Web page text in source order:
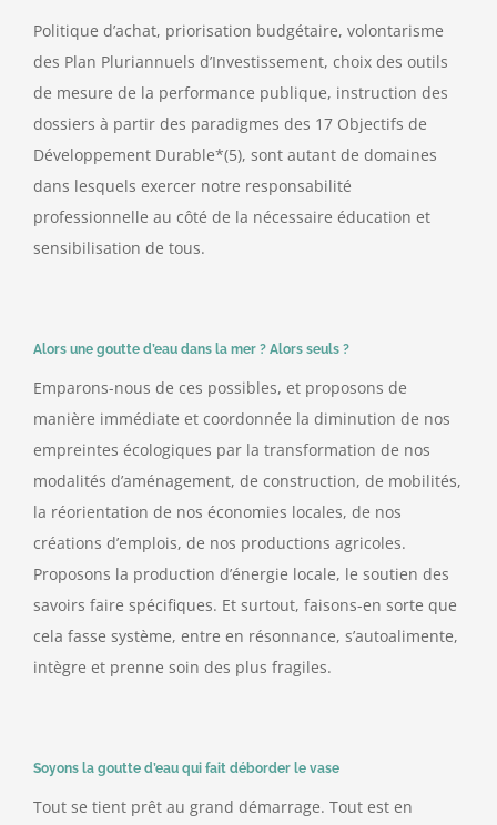
Politique d’achat, priorisation budgétaire, volontarisme
des Plan Pluriannuels d’Investissement, choix des outils
de mesure de la performance publique, instruction des
dossiers à partir des paradigmes des 17 Objectifs de
Développement Durable*(5), sont autant de domaines
dans lesquels exercer notre responsabilité
professionnelle au côté de la nécessaire éducation et
sensibilisation de tous.
Alors une goutte d’eau dans la mer ? Alors seuls ?
Emparons-nous de ces possibles, et proposons de
manière immédiate et coordonnée la diminution de nos
empreintes écologiques par la transformation de nos
modalités d’aménagement, de construction, de mobilités,
la réorientation de nos économies locales, de nos
créations d’emplois, de nos productions agricoles.
Proposons la production d’énergie locale, le soutien des
savoirs faire spécifiques. Et surtout, faisons-en sorte que
cela fasse système, entre en résonnance, s’autoalimente,
intègre et prenne soin des plus fragiles.
Soyons la goutte d’eau qui fait déborder le vase
Tout se tient prêt au grand démarrage. Tout est en